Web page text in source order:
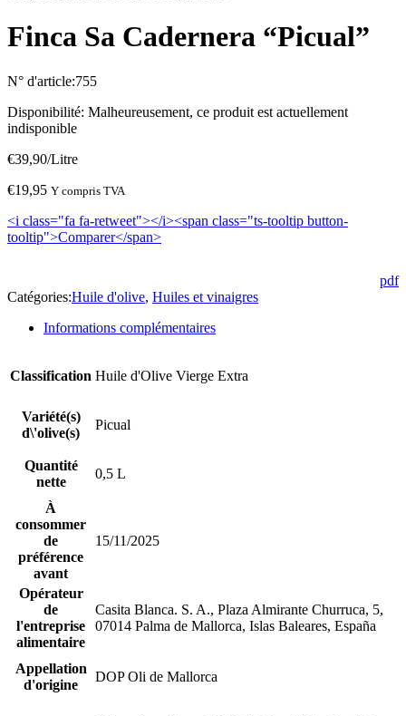
Finca Sa Cadernera “Picual”
N° d'article:755
Disponibilité: Malheureusement, ce produit est actuellement
indisponible
€39,90/Litre
€19,95 Y compris TVA
<i class="fa fa-retweet"></i><span class="ts-tooltip button-
tooltip">Comparer</span>
pdf
Catégories:Huile d'olive, Huiles et vinaigres
Informations complémentaires
Classification Huile d'Olive Vierge Extra
Variété(s)
d\'olive(s)
Picual
Quantité
nette
0,5 L
À
consommer
de
préférence
avant
15/11/2025
Opérateur
de
l'entreprise
alimentaire
Casita Blanca. S. A., Plaza Almirante Churruca, 5,
07014 Palma de Mallorca, Islas Baleares, España
Appellation
d'origine
DOP Oli de Mallorca